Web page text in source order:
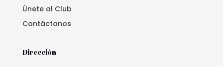
Únete al Club
Contáctanos
Dirección